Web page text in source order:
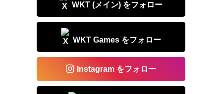
WKT (メイン) をフォロー
WKT Games をフォロー
Instagram をフォロー